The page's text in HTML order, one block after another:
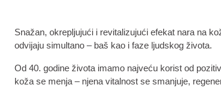
Snažan, okrepljujući i revitalizujući efekat nara na
odvijaju simultano – baš kao i faze ljudskog života.
Od 40. godine života imamo najveću korist od
koža se menja – njena vitalnost se smanjuje,